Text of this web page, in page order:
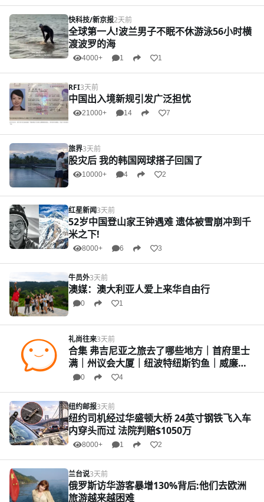
快科技/新京报2天前
全球第一人!波兰男子不眠不休游泳56小时横
渡波罗的海
4000+ 1 1
RFI3天前
中国出入境新规引发广泛担忧
21000+ 14 7
旅界3天前
股灾后 我的韩国网球搭子回国了
10000+ 4 2
红星新闻3天前
52岁中国登山家王钟遇难 遗体被雪崩冲到千
米之下!
8000+ 6 3
牛员外3天前
澳媒：澳大利亚人爱上来华自由行
0 1
礼尚往来3天前
合集 弗吉尼亚之旅去了哪些地方｜首府里士
满｜州议会大厦｜纽波特纽斯钓鱼｜威廉斯
堡镇 美国殖民时期的活历史博物馆｜威廉斯
亚军事学院
0 4
纽约邮报3天前
纽约司机经过华盛顿大桥 24英寸钢铁飞入车
内穿头而过 法院判赔$1050万
8000+ 1 2
兰台说3天前
俄罗斯访华游客暴增130%背后:他们去欧洲
旅游越来越困难